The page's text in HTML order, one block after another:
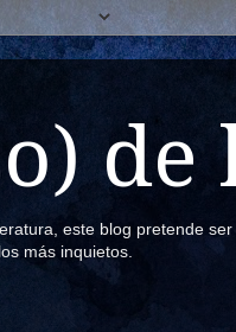
de
este blog pretende
más inquietos.